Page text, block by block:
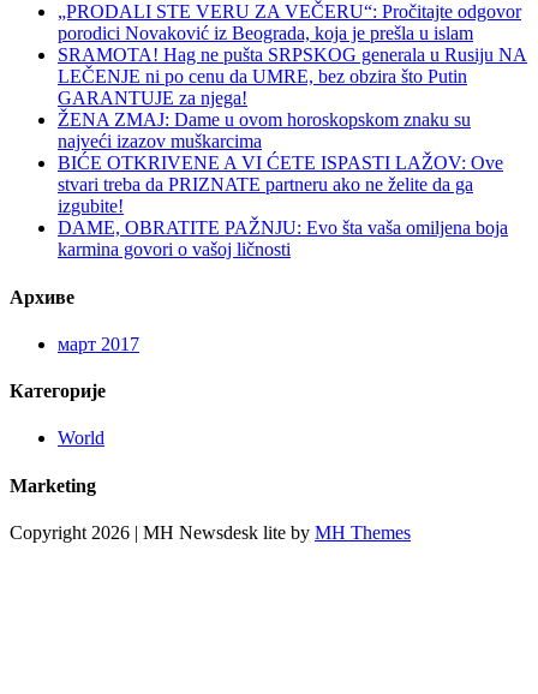
„PRODALI STE VERU ZA VEČERU“: Pročitajte odgovor
porodici Novaković iz Beograda, koja je prešla u islam
SRAMOTA! Hag ne pušta SRPSKOG generala u Rusiju NA
LEČENJE ni po cenu da UMRE, bez obzira što Putin
GARANTUJE za njega!
ŽENA ZMAJ: Dame u ovom horoskopskom znaku su
najveći izazov muškarcima
BIĆE OTKRIVENE A VI ĆETE ISPASTI LAŽOV: Ove
stvari treba da PRIZNATE partneru ako ne želite da ga
izgubite!
DAME, OBRATITE PAŽNJU: Evo šta vaša omiljena boja
karmina govori o vašoj ličnosti
Архиве
март 2017
Категорије
World
Marketing
Copyright 2026 | MH Newsdesk lite by MH Themes